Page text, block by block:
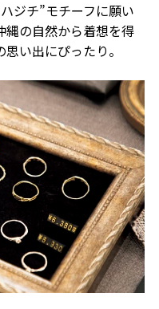
ジチ”モチーフに願い
縄の自然から着想を得
い出にぴったり。